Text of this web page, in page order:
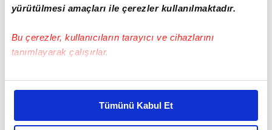
yürütülmesi amaçları ile çerezler kullanılmaktadır.
Bu çerezler, kullanıcıların tarayıcı ve cihazlarını
tanımlayarak çalışırlar.
Bu çerezlere izin vermeniz halinde sizlere özel
daha iyi reklam deneyimi yaşatabiliriz. Bunu yaparken
amacımızın size daha iyi bir reklam deneyimi sunmak
Tümünü Kabul Et